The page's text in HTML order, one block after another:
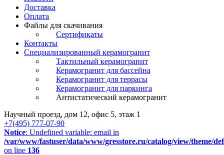
Доставка
Оплата
Файлы для скачивания
Сертификаты
Контакты
Специализированный керамогранит
Тактильный керамогранит
Керамогранит для бассейна
Керамогранит для террасы
Керамогранит для паркинга
Антистатический керамогранит
Научный проезд, дом 12, офис 5, этаж 1
+7(495) 777-07-90
Notice: Undefined variable: email in
/var/www/fastuser/data/www/gresstore.ru/catalog/view/theme/
on line 136